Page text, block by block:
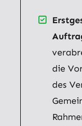
die
des